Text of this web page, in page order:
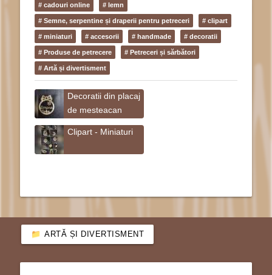
# cadouri online # lemn
# Semne, serpentine și draperii pentru petreceri # clipart
# miniaturi # accesorii # handmade # decoratii
# Produse de petrecere # Petreceri și sărbători
# Artă și divertisment
Decoratii din placaj
de mesteacan
Clipart - Miniaturi
ARTĂ ȘI DIVERTISMENT